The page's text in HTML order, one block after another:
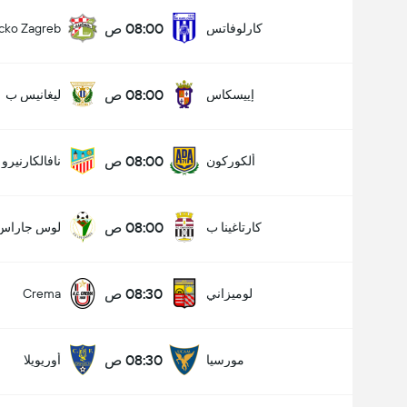
كارلوفاتس 08:00 ص Zagreb
إييسكاس 08:00 ص ليغانيس ب
ألكوركون 08:00 ص نافالكارنيرو
كارتاغينا ب 08:00 ص لوس
لوميزاني 08:30 ص Crema
مورسيا 08:30 ص أوريويلا